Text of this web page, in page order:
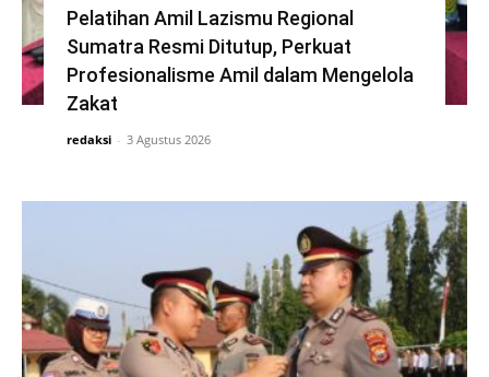
Pelatihan Amil Lazismu Regional
Sumatra Resmi Ditutup, Perkuat
Profesionalisme Amil dalam Mengelola
Zakat
redaksi - 3 Agustus 2026